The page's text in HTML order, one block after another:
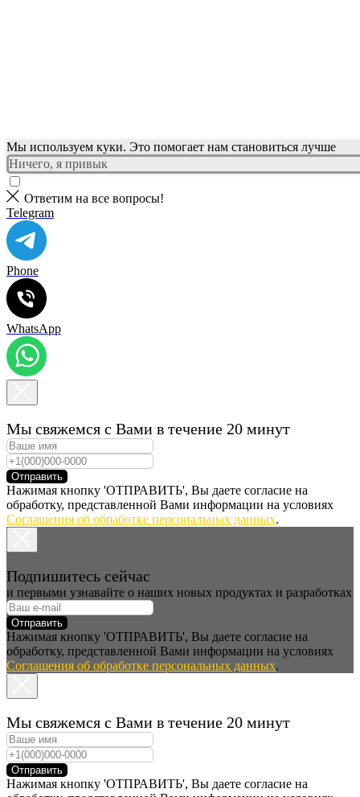
Мы используем куки. Это помогает нам становиться лучше
Ничего, я привык
Ответим на все вопросы!
Telegram
Phone
WhatsApp
Мы свяжемся с Вами в течение 20 минут
Отправить
Нажимая кнопку 'ОТПРАВИТЬ', Вы даете согласие на
обработку, представленной Вами информации на условиях
Соглашения об обработке персональных данных.
Подпишитесь сейчас
и первыми узнавайте о наших новых продуктах и разработках
Отправить
Нажимая кнопку 'ОТПРАВИТЬ', Вы даете согласие на
обработку, представленной Вами информации на условиях
Соглашения об обработке персональных данных.
Мы свяжемся с Вами в течение 20 минут
Отправить
Нажимая кнопку 'ОТПРАВИТЬ', Вы даете согласие на